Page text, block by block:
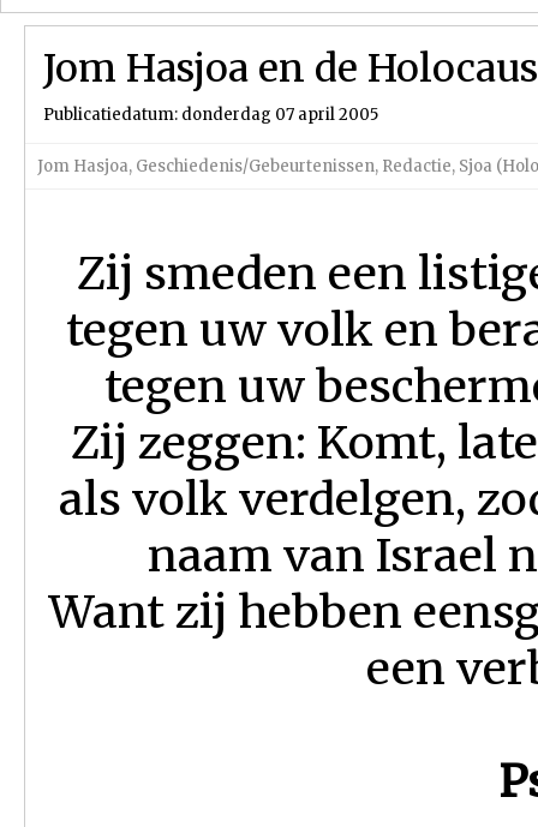
Jom Hasjoa en de
Publicatiedatum: donderdag 07 april 2005
Jom Hasjoa, Geschiedenis/Gebeurtenissen, Redactie, Sjoa
Zij smeden een
tegen uw volk en
tegen uw
Zij zeggen: Komt,
als volk verdelgen,
naam van Israel
Want zij hebben
een